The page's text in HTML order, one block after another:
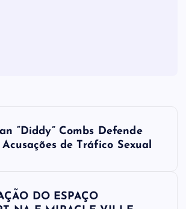
“Diddy” Combs Defende
de Tráfico Sexual
DO ESPAÇO